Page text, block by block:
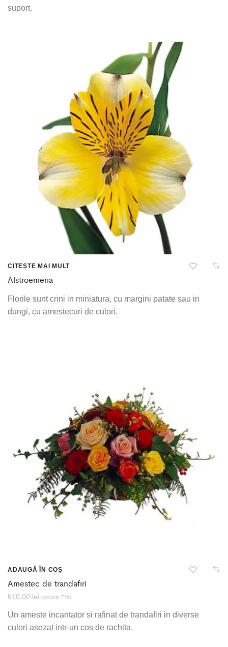
suport.
CITEȘTE MAI MULT
Alstroemeria
Florile sunt crini in miniatura, cu margini patate sau in
dungi, cu amestecuri de culori.
ADAUGĂ ÎN COȘ
Amestec de trandafiri
610,00 lei inclusiv TVA
Un ameste incantator si rafinat de trandafiri in diverse
culori asezat intr-un cos de rachita.